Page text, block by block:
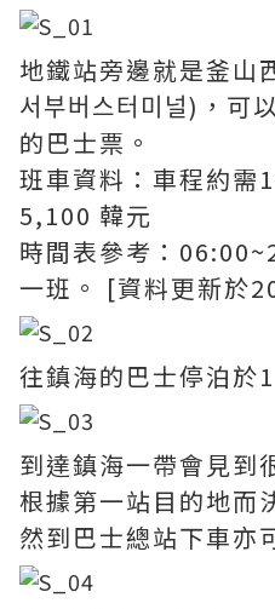
地鐵站旁邊就是釜山
서부버스터미널)，可
的巴士票。
班車資料：車程約需
5,100 韓元
時間表參考：
一班。 [資料更新於
往鎮海的巴士停泊於
到達鎮海一帶會見到
根據第一站目的地而
然到巴士總站下車亦